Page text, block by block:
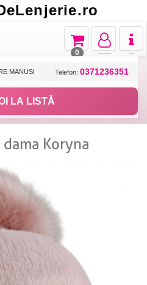
Toggle
Toggle
navigation
Toggle
navigation
0
MANUSI Telefon: 0371236351
LA LISTĂ
Koryna